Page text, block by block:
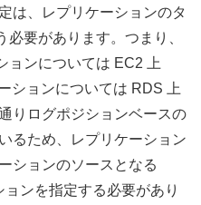
は、レプリケーションのタ
要があります。つまり、
ンについては EC2 上
ションについては RDS 上
りログポジションベースの
るため、レプリケーション
ションのソースとなる
ンを指定する必要があり